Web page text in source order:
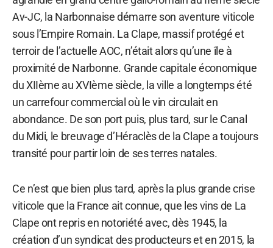
Av-JC, la Narbonnaise démarre son aventure viticole
sous l’Empire Romain. La Clape, massif protégé et
terroir de l’actuelle AOC, n’était alors qu’une île à
proximité de Narbonne. Grande capitale économique
du XIIème au XVIème siècle, la ville a longtemps été
un carrefour commercial où le vin circulait en
abondance. De son port puis, plus tard, sur le Canal
du Midi, le breuvage d’Héraclès de la Clape a toujours
transité pour partir loin de ses terres natales.
Ce n’est que bien plus tard, après la plus grande crise
viticole que la France ait connue, que les vins de La
Clape ont repris en notoriété avec, dès 1945, la
création d’un syndicat des producteurs et en 2015, la